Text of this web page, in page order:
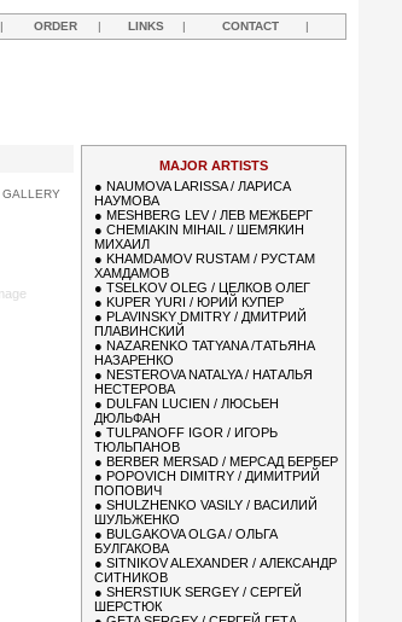
| ORDER | LINKS | CONTACT |
GALLERY
MAJOR ARTISTS
● NAUMOVA LARISSA / ЛАРИСА
НАУМОВА
● MESHBERG LEV / ЛЕВ МЕЖБЕРГ
● CHEMIAKIN MIHAIL / ШЕМЯКИН
МИХАИЛ
● KHAMDAMOV RUSTAM / РУСТАМ
ХАМДАМОВ
● TSELKOV OLEG / ЦЕЛКОВ ОЛЕГ
● KUPER YURI / ЮРИЙ КУПЕР
● PLAVINSKY DMITRY / ДМИТРИЙ
ПЛАВИНСКИЙ
● NAZARENKO TATYANA /ТАТЬЯНА
НАЗАРЕНКО
● NESTEROVA NATALYA / НАТАЛЬЯ
НЕСТЕРОВА
● DULFAN LUCIEN / ЛЮСЬЕН
ДЮЛЬФАН
● TULPANOFF IGOR / ИГОРЬ
ТЮЛЬПАНОВ
● BERBER MERSAD / МЕРСАД БЕРБЕР
● POPOVICH DIMITRY / ДИМИТРИЙ
ПОПОВИЧ
● SHULZHENKO VASILY / ВАСИЛИЙ
ШУЛЬЖЕНКО
● BULGAKOVA OLGA / ОЛЬГА
БУЛГАКОВА
● SITNIKOV ALEXANDER / АЛЕКСАНДР
СИТНИКОВ
● SHERSTIUK SERGEY / СЕРГЕЙ
ШЕРСТЮК